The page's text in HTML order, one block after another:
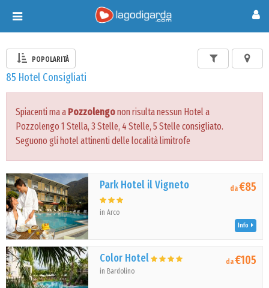
Toggle
navigation
POPOLARITÀ
85 Hotel Consigliati
Spiacenti ma a Pozzolengonon risulta nessun Hotel a
Pozzolengo 1 Stella, 3 Stelle, 4 Stelle, 5 Stelle consigliato.
Seguono gli hotel attinenti delle località limitrofe
Park Hotel il Vigneto
in Arco
da€85
Info
Color Hotel
in Bardolino
da€105